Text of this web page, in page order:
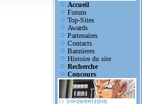
Accueil
Forum
Top-Sites
Awards
Partenaires
Contacts
Bannieres
Histoire du site
Recherche
Concours